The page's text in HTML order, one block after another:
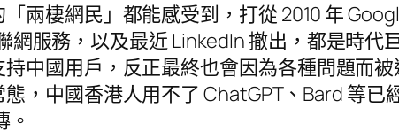
兩棲網民」都能感受到，打從 2010 年
服務，以及最近 LinkedIn 撤出，都是時
中國用戶，反正最終也會因為各種問題而
，中國香港人用不了 ChatGPT、Bard 等
。